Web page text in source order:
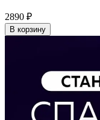
2890 ₽
В корзину